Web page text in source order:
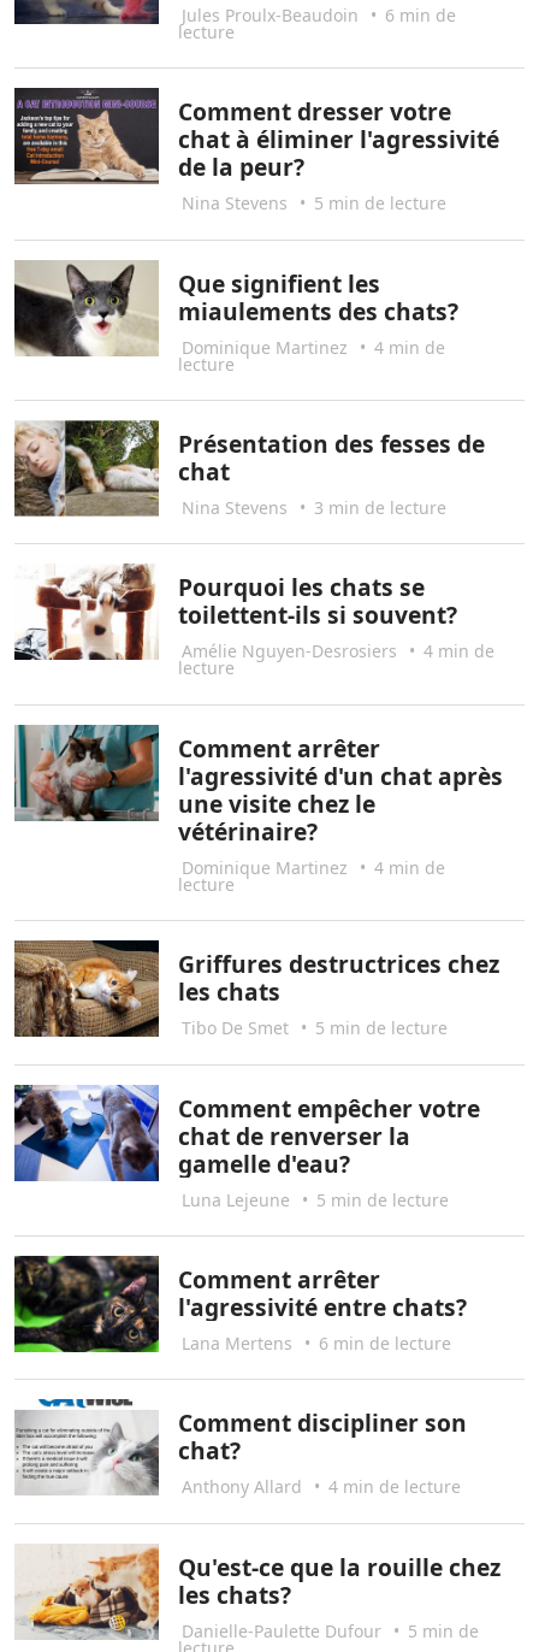
Jules Proulx-Beaudoin • 6 min de
lecture
Comment dresser votre
chat à éliminer l'agressivité
de la peur?
Nina Stevens • 5 min de lecture
Que signifient les
miaulements des chats?
Dominique Martinez • 4 min de
lecture
Présentation des fesses de
chat
Nina Stevens • 3 min de lecture
Pourquoi les chats se
toilettent-ils si souvent?
Amélie Nguyen-Desrosiers • 4 min de
lecture
Comment arrêter
l'agressivité d'un chat après
une visite chez le
vétérinaire?
Dominique Martinez • 4 min de
lecture
Griffures destructrices chez
les chats
Tibo De Smet • 5 min de lecture
Comment empêcher votre
chat de renverser la
gamelle d'eau?
Luna Lejeune • 5 min de lecture
Comment arrêter
l'agressivité entre chats?
Lana Mertens • 6 min de lecture
Comment discipliner son
chat?
Anthony Allard • 4 min de lecture
Qu'est-ce que la rouille chez
les chats?
Danielle-Paulette Dufour • 5 min de